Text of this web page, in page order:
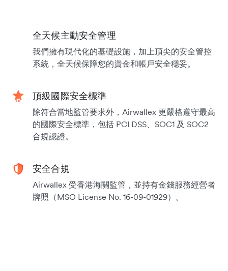
全天候主動安全管理
我們擁有現代化的基礎設施，加上頂尖的安全管控
系統，全天候保障您的資金和帳戶安全穩妥。
頂級國際安全標準
除符合當地監管要求外，Airwallex 更嚴格遵守最高
的國際安全標準，包括 PCI DSS、SOC1 及 SOC2
合規認證。
安全合規
Airwallex 受香港海關監管，並持有金錢服務經營者
牌照（MSO License No. 16-09-01929）。